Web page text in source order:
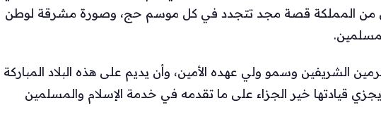
المملكة قصة مجد تتجدد في كل موسم حج، وصورة مشرقة لوطن
الشريفين وسمو ولي عهده الأمين، وأن يديم على هذه البلاد المباركة
يجزي قيادتها خير الجزاء على ما تقدمه في خدمة الإسلام والمسلمين